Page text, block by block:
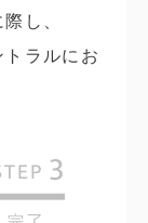
し、
ラルにお